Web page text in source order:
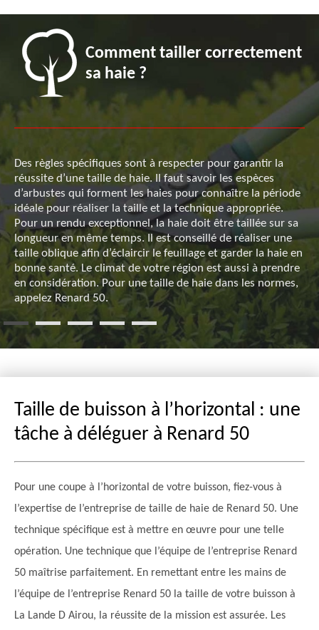
Comment tailler correctement
sa haie ?
Des règles spécifiques sont à respecter pour garantir la
réussite d’une taille de haie. Il faut savoir les espèces
d’arbustes qui forment les haies pour connaître la période
idéale pour réaliser la taille et la technique appropriée.
Pour un rendu exceptionnel, la haie doit être taillée sur sa
longueur en même temps. Il est conseillé de réaliser une
taille oblique afin d’éclaircir le feuillage et garder la haie en
bonne santé. Le climat de votre région est aussi à prendre
en considération. Pour une taille de haie dans les normes,
appelez Renard 50.
Taille de buisson à l’horizontal : une
tâche à déléguer à Renard 50
Pour une coupe à l’horizontal de votre buisson, fiez-vous à
l’expertise de l’entreprise de taille de haie de Renard 50. Une
technique spécifique est à mettre en œuvre pour une telle
opération. Une technique que l’équipe de l’entreprise Renard
50 maîtrise parfaitement. En remettant entre les mains de
l’équipe de l’entreprise Renard 50 la taille de votre buisson à
La Lande D Airou, la réussite de la mission est assurée. Les